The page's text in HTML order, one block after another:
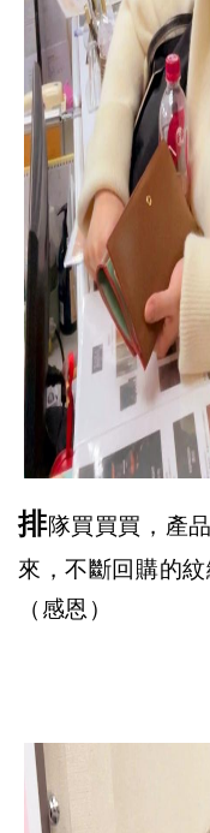
排隊買買買，產
來，不斷回購的
（感恩）